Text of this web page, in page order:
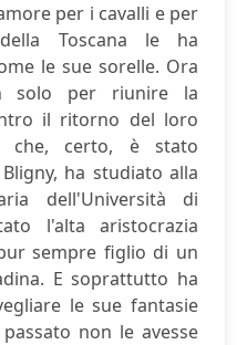
per i cavalli e per
Toscana le ha
le sue sorelle. Ora
solo per riunire la
il ritorno del loro
che, certo, è stato
ha studiato alla
dell'Università di
l'alta aristocrazia
sempre figlio di un
E soprattutto ha
le sue fantasie
non le avesse